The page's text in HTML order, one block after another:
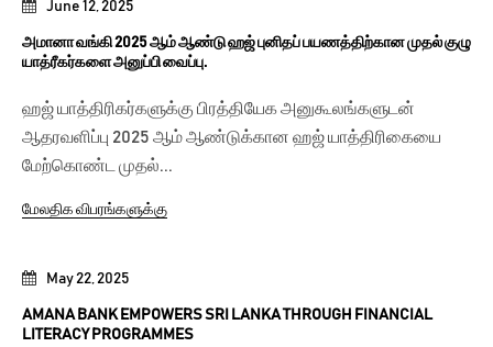
May 22, 2025
AMANA BANK EMPOWERS SRI LANKA THROUGH FINANCIAL
LITERACY PROGRAMMES
June 12, 2025
அமானா வங்கி 2025 ஆம் ஆண்டு ஹஜ் புனிதப் பயணத்திற்கான முதல் குழு
யாத்ரீகர்களை அனுப்பி வைப்பு.
ஹஜ் யாத்திரிகர்களுக்கு பிரத்தியேக அனுகூலங்களுடன்
ஆதரவளிப்பு 2025 ஆம் ஆண்டுக்கான ஹஜ் யாத்திரிகையை
மேற்கொண்ட முதல்...
மேலதிக விபரங்களுக்கு